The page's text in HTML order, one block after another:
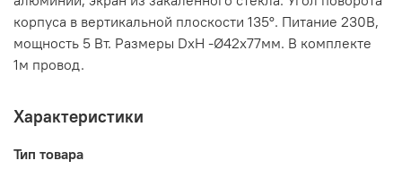
корпуса в вертикальной плоскости 135°. Питание 230В,
мощность 5 Вт. Размеры DxH -Ø42х77мм. В комплекте
1м провод.
Характеристики
Тип товара